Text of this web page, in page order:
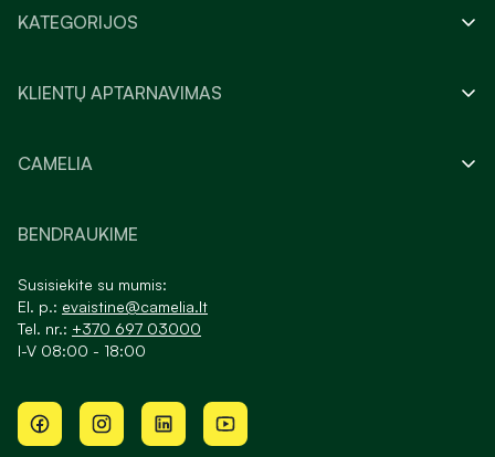
KATEGORIJOS
KLIENTŲ APTARNAVIMAS
CAMELIA
BENDRAUKIME
Susisiekite su mumis:
El. p.: evaistine@camelia.lt
Tel. nr.: +370 697 03000
I-V 08:00 - 18:00